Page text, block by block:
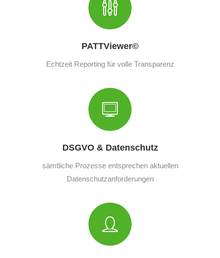
PATTViewer©
Echtzeit Reporting für volle Transparenz
DSGVO & Datenschutz
sämtliche Prozesse entsprechen aktuellen
Datenschutzanforderungen